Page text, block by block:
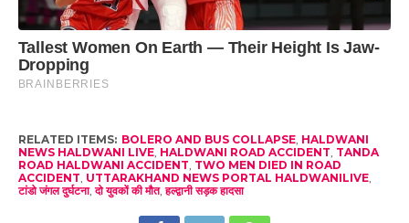
RELATED ITEMS: BOLERO AND BUS COLLAPSE, HALDWANI
NEWS HALDWANI LIVE, HALDWANI ROAD ACCIDENT TANDA
ROAD HALDWANI ACCIDENT TWO MEN DIED IN ROAD
ACCIDENT UTTARAKHAND NEWS PORTAL HALDWANILIVE,
टांडो जंगल दुर्घटना,दो युवकों की मौत,हल्द्वानी सड़क हादसा